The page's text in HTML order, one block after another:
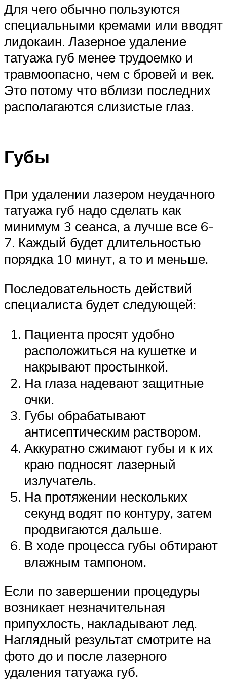
Для чего обычно пользуются
специальными кремами или вводят
лидокаин. Лазерное удаление
татуажа губ менее трудоемко и
травмоопасно, чем с бровей и век.
Это потому что вблизи последних
располагаются слизистые глаз.
Губы
При удалении лазером неудачного
татуажа губ надо сделать как
минимум 3 сеанса, а лучше все 6-
7. Каждый будет длительностью
порядка 10 минут, а то и меньше.
Последовательность действий
специалиста будет следующей:
Пациента просят удобно
расположиться на кушетке и
накрывают простынкой.
На глаза надевают защитные
очки.
Губы обрабатывают
антисептическим раствором.
Аккуратно сжимают губы и к их
краю подносят лазерный
излучатель.
На протяжении нескольких
секунд водят по контуру, затем
продвигаются дальше.
В ходе процесса губы обтирают
влажным тампоном.
Если по завершении процедуры
возникает незначительная
припухлость, накладывают лед.
Наглядный результат смотрите на
фото до и после лазерного
удаления татуажа губ.